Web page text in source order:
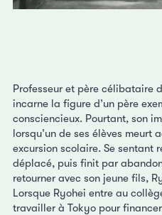
Professeur et père célibataire
incarne la figure d’un père
consciencieux. Pourtant, son
lorsqu’un de ses élèves meurt
excursion scolaire. Se sentant
déplacé, puis finit par
retourner avec son jeune fils,
Lorsque Ryohei entre au
travailler à Tokyo pour